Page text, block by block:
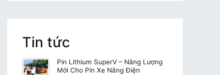
Tin tức
Pin Lithium SuperV – Năng Lượng
Mới Cho Pin Xe Nâng Điện